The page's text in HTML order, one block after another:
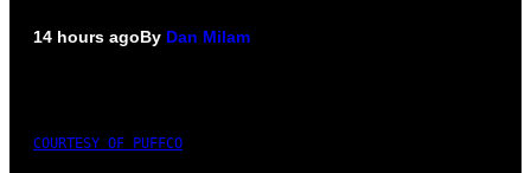
14 hours agoBy Dan Milam
COURTESY OF PUFFCO